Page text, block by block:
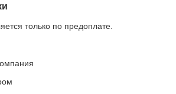
только по предоплате.